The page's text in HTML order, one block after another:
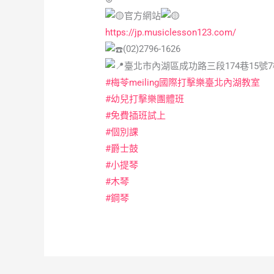
官方網站
https://jp.musiclesson123.com/
(02)2796-1626
臺北市內湖區成功路三段174巷15號
#梅苓meiling國際打擊樂臺北內湖教室
#幼兒打擊樂團體班
#免費插班試上
#個別課
#爵士鼓
#小提琴
#木琴
#鋼琴